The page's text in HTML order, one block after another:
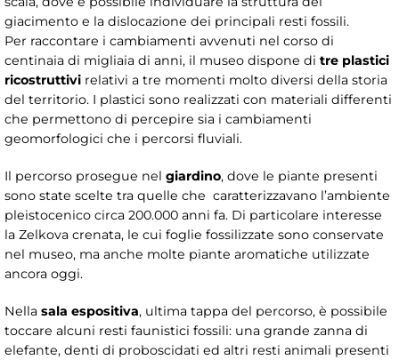
giacimento e la dislocazione dei principali resti fossili.
Per raccontare i cambiamenti avvenuti nel corso di
centinaia di migliaia di anni, il museo dispone di tre plastici
ricostruttivi relativi a tre momenti molto diversi della storia
del territorio. I plastici sono realizzati con materiali differenti
che permettono di percepire sia i cambiamenti
geomorfologici che i percorsi fluviali.
Il percorso prosegue nel giardino, dove le piante presenti
sono state scelte tra quelle che caratterizzavano l’ambiente
pleistocenico circa 200.000 anni fa. Di particolare interesse
la Zelkova crenata, le cui foglie fossilizzate sono conservate
nel museo, ma anche molte piante aromatiche utilizzate
ancora oggi.
Nella sala espositiva, ultima tappa del percorso, è possibile
toccare alcuni resti faunistici fossili: una grande zanna di
elefante, denti di proboscidati ed altri resti animali presenti